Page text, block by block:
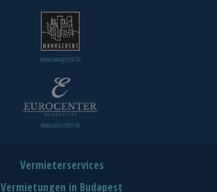
www.managerent.hu
www.eurocenter.hu
Vermieterservices
Vermietungen in Budapest